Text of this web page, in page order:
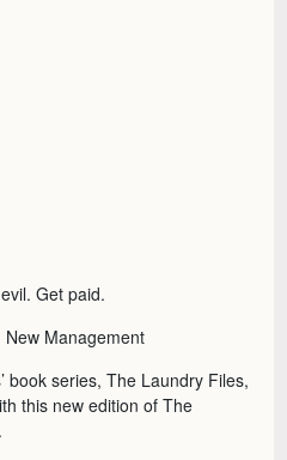
Get paid.
New Management
book series, The Laundry Files,
this new edition of The